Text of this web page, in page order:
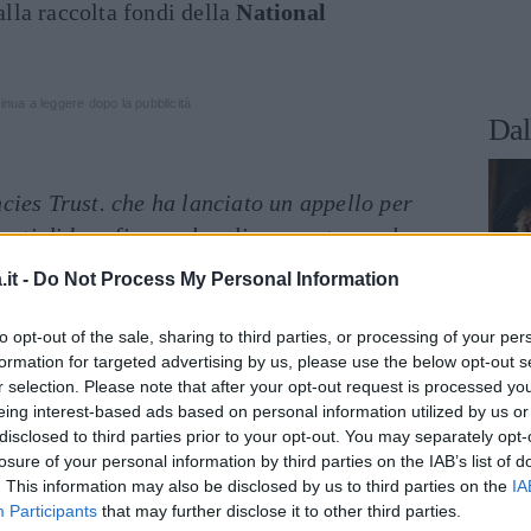
- Do Not Process My Personal Information
opt-out of the sale, sharing to third parties, or processing of your
for targeted advertising by us, please use the below opt-out
selection. Please note that after your opt-out request is processed
interest-based ads based on personal information utilized by us
to third parties prior to your opt-out. You may separately
of your personal information by third parties on the IAB’s list of
This information may also be disclosed by us to third parties on the
Participants that may further disclose it to other third parties.
raccolta fondi dellaNational
Trust. che ha lanciato un appello per
di beneficenza locali per sostenere le
causa dell’epidemia di Coronavirus“. Lo
messaggio, è permettere di raggiungere
in questo momento hanno più bisogno di